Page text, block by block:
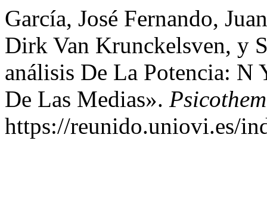
García, José Fernando,
Dirk Van Krunckelsven, y
análisis De La Potencia: N
De Las Medias».
https://reunido.uniovi.es/